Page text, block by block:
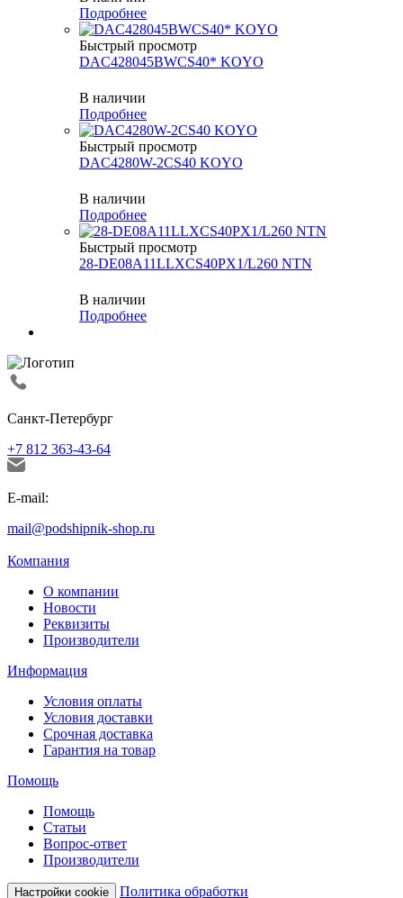
Подробнее
Быстрый просмотр
DAC428045BWCS40* KOYO
В наличии
Подробнее
Быстрый просмотр
DAC4280W-2CS40 KOYO
В наличии
Подробнее
Быстрый просмотр
28-DE08A11LLXCS40PX1/L260 NTN
В наличии
Подробнее
Санкт-Петербург
+7 812 363-43-64
E-mail:
mail@podshipnik-shop.ru
Компания
О компании
Новости
Реквизиты
Производители
Информация
Условия оплаты
Условия доставки
Срочная доставка
Гарантия на товар
Помощь
Помощь
Статьи
Вопрос-ответ
Производители
Настройки cookie Политика обработки